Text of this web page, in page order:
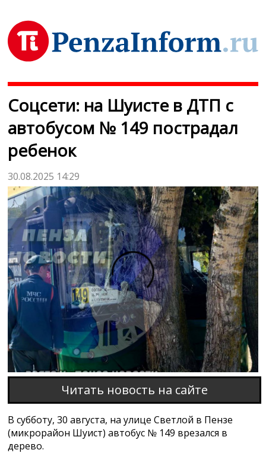
Соцсети: на Шуисте в ДТП с
автобусом № 149 пострадал
ребенок
30.08.2025 14:29
Этот браузер не поддерживает проигрывание
видео
Читать новость на сайте
В субботу, 30 августа, на улице Светлой в Пензе
(микрорайон Шуист) автобус № 149 врезался в
дерево.